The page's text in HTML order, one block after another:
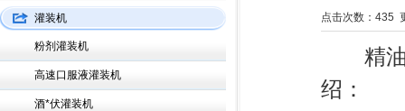
点击次数： 435
精油
绍：
灌装机
粉剂灌装机
高速口服液灌装机
酒*伏灌装机